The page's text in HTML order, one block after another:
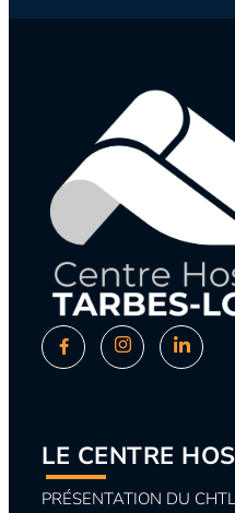
LE CENTRE
PRÉSENTATION DU CHTL